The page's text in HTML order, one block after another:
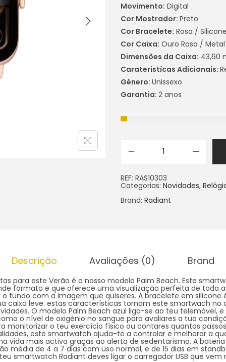
Movimento: Digital
Cor Mostrador: Preto
Cor Bracelete: Rosa /
Cor Caixa: Ouro Rosa / Metal
Dimensões da Caixa: 43,60
Carateristícas Adicionais:
Género: Unissexo
Garantia: 2 anos
REF: RAS10303
Categorias: Novidades,
Brand: Radiant
Descrição Avaliações (0) Brand
para este Verão é o nosso modelo Palm Beach. Este
formato e que oferece uma visualização perfeita de toda
o fundo com a imagem que quiseres. A bracelete em
caixa leve: estas características tornam este smartwach
O modelo Palm Beach azul liga-se ao teu telemóvel,
o nível de oxigénio no sangue para avaliares a tua
monitorizar o teu exercício físico ou contares quantos
este smartwatch ajuda-te a controlar e melhorar a
vida mais activa graças ao alerta de sedentarismo. A
média de 4 a 7 dias com uso normal, e de 15 dias em
smartwatch Radiant deves ligar o carregador USB que vem